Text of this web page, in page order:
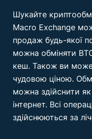
Шукайте
Macro Exchange
продаж будь-якої
можна обміняти
кеш. Також ви
чудовою ціною.
можна здійснити як
інтернет. Всі
здійснюються за